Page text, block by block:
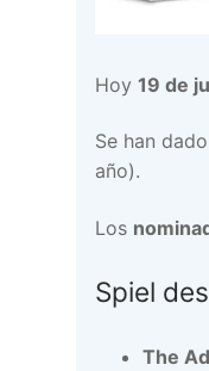
Hoy 19 de
Se han
año).
Los
Spiel
The